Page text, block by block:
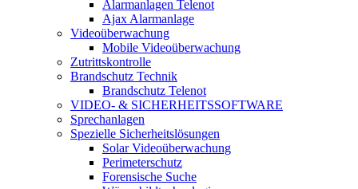
Alarmanlagen Telenot
Ajax Alarmanlage
Videoüberwachung
Mobile Videoüberwachung
Zutrittskontrolle
Brandschutz Technik
Brandschutz Telenot
VIDEO- & SICHERHEITSSOFTWARE
Sprechanlagen
Spezielle Sicherheitslösungen
Solar Videoüberwachung
Perimeterschutz
Forensische Suche